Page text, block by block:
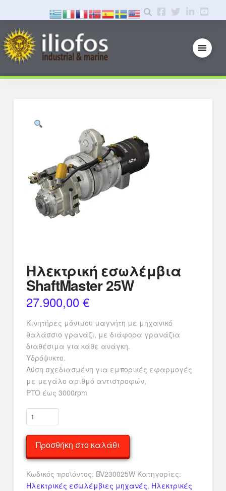
Ηλεκτρική εσωλέμβια
ShaftMaster 25W
27.900,00 €
Κινητήρες μόνιμου μαγνήτη με μηχανικό
θαλάσσιο γρανάζι, με διάφορα γρανάζια
διαθέσιμα για κάθε ανάγκη.
Υδρόψυκτο.
Λύση σχεδιασμένη για εμπορικές εφαρμογές
με μεγάλο αριθμό αντιστροφών,
PTO έως 3000rpm
Ηλεκτρική
εσωλέμβια
ShaftMaster
25W
ποσότητα
Προσθήκη στο καλάθι
Κωδικός προϊόντος: BV230025W Κατηγορίες:
Ηλεκτρικές εσωλέμβιες μηχανές, Ηλεκτρικές